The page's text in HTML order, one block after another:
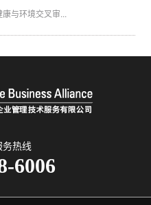
与环境交叉审...
热线
6006